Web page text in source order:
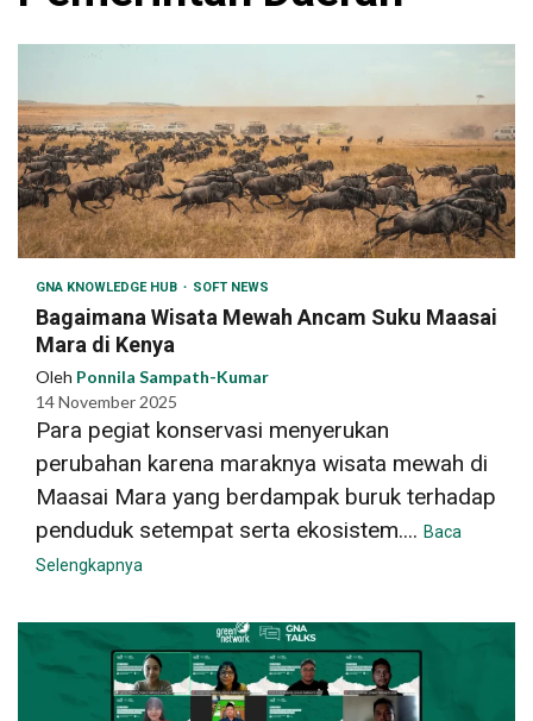
GNA KNOWLEDGE HUB SOFT NEWS
Bagaimana Wisata Mewah Ancam Suku Maasai
Mara di Kenya
Oleh Ponnila Sampath-Kumar
14 November 2025
Para pegiat konservasi menyerukan
perubahan karena maraknya wisata mewah di
Maasai Mara yang berdampak buruk terhadap
penduduk setempat serta ekosistem.... Baca
Selengkapnya